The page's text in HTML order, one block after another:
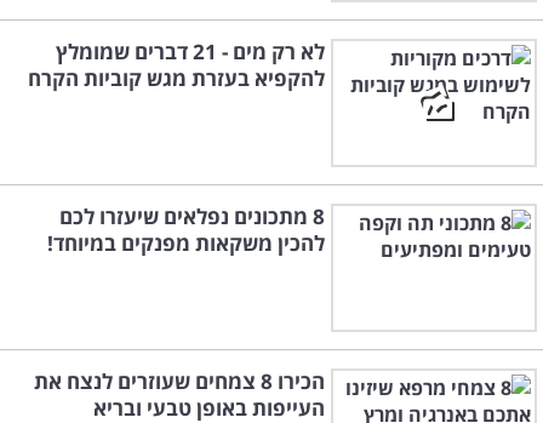
לא רק מים - 21 דברים שמומלץ
להקפיא בעזרת מגש קוביות הקרח
8 מתכונים נפלאים שיעזרו לכם
להכין משקאות מפנקים במיוחד!
הכירו 8 צמחים שעוזרים לנצח את
העייפות באופן טבעי ובריא